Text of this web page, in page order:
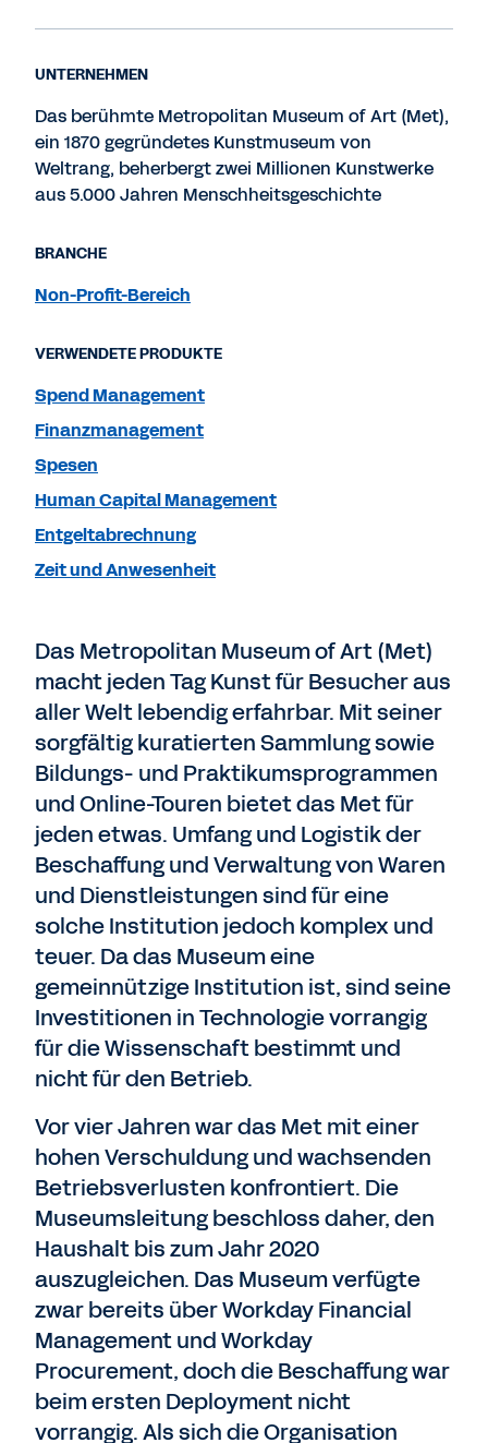
Das Metropolitan Museum of Art (Met)
macht jeden Tag Kunst für Besucher aus
aller Welt lebendig erfahrbar. Mit seiner
sorgfältig kuratierten Sammlung sowie
Bildungs- und Praktikumsprogrammen
und Online-Touren bietet das Met für
jeden etwas. Umfang und Logistik der
Beschaffung und Verwaltung von Waren
und Dienstleistungen sind für eine
solche Institution jedoch komplex und
teuer. Da das Museum eine
gemeinnützige Institution ist, sind seine
Investitionen in Technologie vorrangig
für die Wissenschaft bestimmt und
nicht für den Betrieb.
Vor vier Jahren war das Met mit einer
hohen Verschuldung und wachsenden
Betriebsverlusten konfrontiert. Die
Museumsleitung beschloss daher, den
Haushalt bis zum Jahr 2020
auszugleichen. Das Museum verfügte
zwar bereits über Workday Financial
Management und Workday
Procurement, doch die Beschaffung war
beim ersten Deployment nicht
vorrangig. Als sich die Organisation
UNTERNEHMEN
Das berühmte Metropolitan Museum of Art (Met),
ein 1870 gegründetes Kunstmuseum von
Weltrang, beherbergt zwei Millionen Kunstwerke
aus 5.000 Jahren Menschheitsgeschichte
BRANCHE
Non-Profit-Bereich
VERWENDETE PRODUKTE
Spend Management
Finanzmanagement
Spesen
Human Capital Management
Entgeltabrechnung
Zeit und Anwesenheit